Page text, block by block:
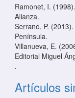
Ramonet, I.
Alianza.
Serrano, P.
Península.
Villanueva, E.
Editorial Miguel
.
Artículos